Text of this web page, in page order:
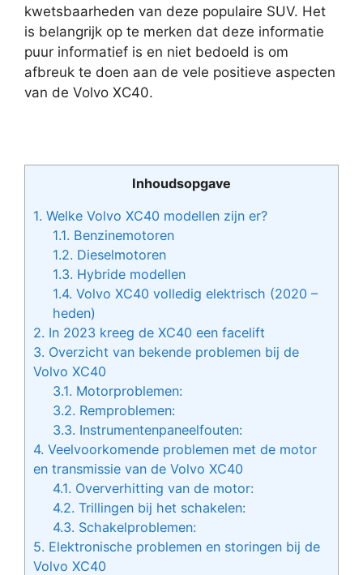
kwetsbaarheden van deze populaire SUV. Het
is belangrijk op te merken dat deze informatie
puur informatief is en niet bedoeld is om
afbreuk te doen aan de vele positieve aspecten
van de Volvo XC40.
Inhoudsopgave
1. Welke Volvo XC40 modellen zijn er?
1.1. Benzinemotoren
1.2. Dieselmotoren
1.3. Hybride modellen
1.4. Volvo XC40 volledig elektrisch (2020 –
heden)
2. In 2023 kreeg de XC40 een facelift
3. Overzicht van bekende problemen bij de
Volvo XC40
3.1. Motorproblemen:
3.2. Remproblemen:
3.3. Instrumentenpaneelfouten:
4. Veelvoorkomende problemen met de motor
en transmissie van de Volvo XC40
4.1. Oververhitting van de motor:
4.2. Trillingen bij het schakelen:
4.3. Schakelproblemen:
5. Elektronische problemen en storingen bij de
Volvo XC40